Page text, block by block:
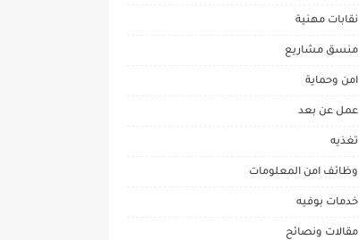
نقابات مهنية
منسق مشاريع
امن وحماية
عمل عن بعد
تغذيه
وظائف امن المعلومات
خدمات بوفيه
مقالات ونصائح